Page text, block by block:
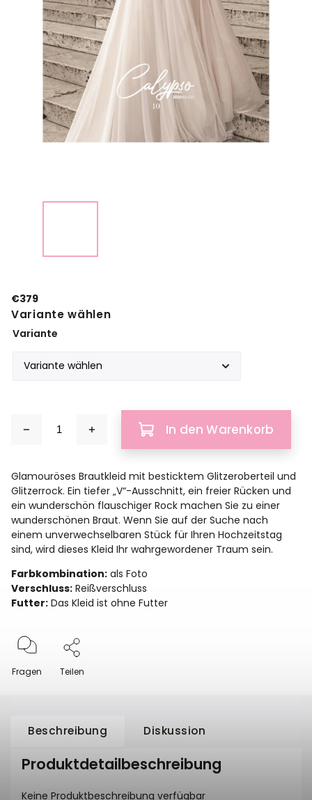
€379
Variante wählen
Variante
In den Warenkorb
Glamouröses Brautkleid mit besticktem Glitzeroberteil und
Glitzerrock. Ein tiefer „V“-Ausschnitt, ein freier Rücken und
ein wunderschön flauschiger Rock machen Sie zu einer
wunderschönen Braut. Wenn Sie auf der Suche nach
einem unverwechselbaren Stück für Ihren Hochzeitstag
sind, wird dieses Kleid Ihr wahrgewordener Traum sein.
Farbkombination: als Foto
Verschluss: Reißverschluss
Futter: Das Kleid ist ohne Futter
Fragen Teilen
Beschreibung Diskussion
Produktdetailbeschreibung
Keine Produktbeschreibung verfügbar